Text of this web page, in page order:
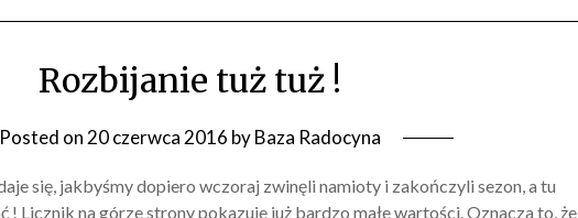
Rozbijanie tuż tuż !
Posted on 20 czerwca 2016 byBaza Radocyna
się, jakbyśmy dopiero wczoraj zwinęli namioty i zakończyli sezon, a tu
! Licznik na górze strony pokazuje już bardzo małe wartości. Oznacza to, że